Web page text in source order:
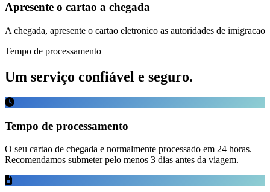
Apresente o cartao a chegada
A chegada, apresente o cartao eletronico as autoridades de imigracao
Tempo de processamento
Um serviço confiável e seguro.
Tempo de processamento
O seu cartao de chegada e normalmente processado em 24 horas.
Recomendamos submeter pelo menos 3 dias antes da viagem.